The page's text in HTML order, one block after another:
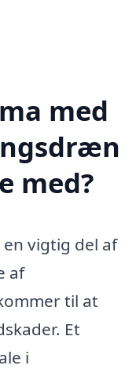
med
med?
vigtig del af
af
til at
Et
i